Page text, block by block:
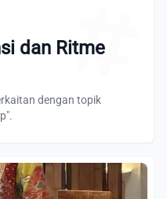
dan Ritme
dengan topik